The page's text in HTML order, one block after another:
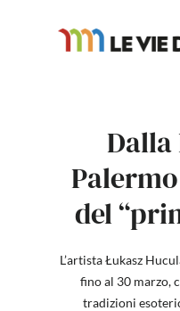
Dalla
del
L’artista Łukasz
fino al 30 marzo,
tradizioni